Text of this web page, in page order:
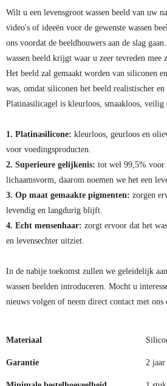
Wilt u een levensgroot wassen beeld van uw
video's of ideeën voor de gewenste wassen
ons voordat de beeldhouwers aan de slag
wassen beeld krijgt waar u zeer tevreden mee
Het beeld zal gemaakt worden van siliconen
was, omdat siliconen het beeld realistischer
Platinasilicagel is kleurloos, smaakloos, veilig
1. Platinasilicone: kleurloos, geurloos en
voor voedingsproducten.
2. Superieure gelijkenis: tot wel 99,5% voor
lichaamsvorm, daarom noemen we het een
3. Op maat gemaakte pigmenten: zorgen
levendig en langdurig blijft.
4. Echt mensenhaar: zorgt ervoor dat het
en levensechter uitziet.
In de nabije toekomst zullen we geleidelijk
wassen beelden introduceren. Mocht u
nieuws volgen of neem direct contact met ons
Materiaal
Garantie 2 jaar